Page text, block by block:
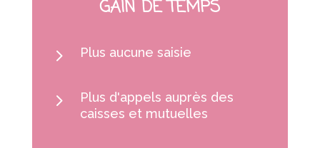
GAIN DE TEMPS
5 Plus aucune saisie
5
Plus d'appels auprès des
caisses et mutuelles